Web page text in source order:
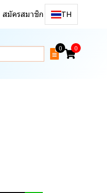
สมัครสมาชิก TH
0 0